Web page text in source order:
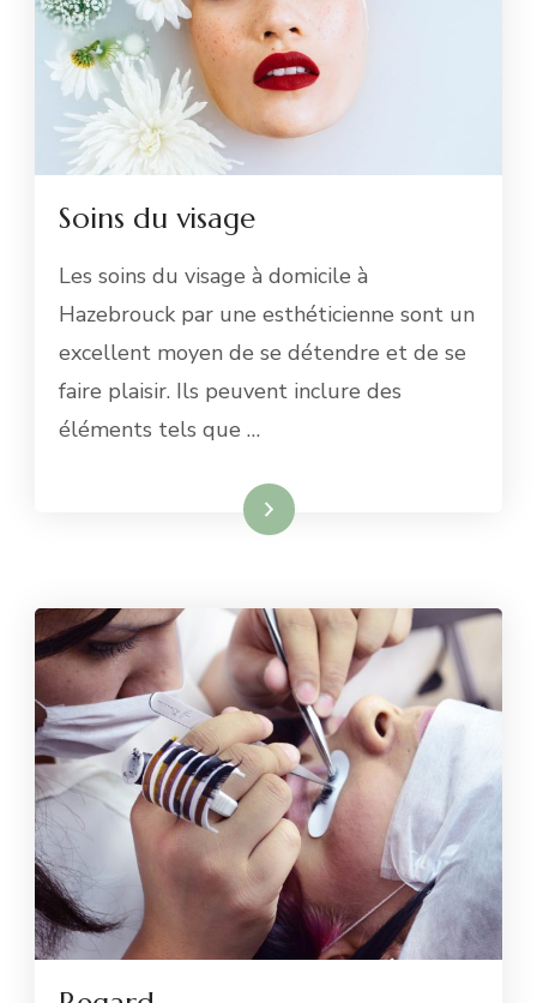
Soins du visage
Les soins du visage à domicile à
Hazebrouck par une esthéticienne sont un
excellent moyen de se détendre et de se
faire plaisir. Ils peuvent inclure des
éléments tels que …
Lire la suite